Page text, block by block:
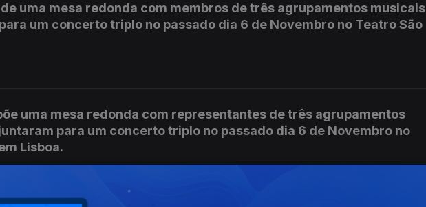
uma mesa redonda com membros de três agrupamentos musicais
um concerto triplo no passado dia 6 de Novembro no Teatro São
uma mesa redonda com representantes de três agrupamentos
para um concerto triplo no passado dia 6 de Novembro no
Lisboa.